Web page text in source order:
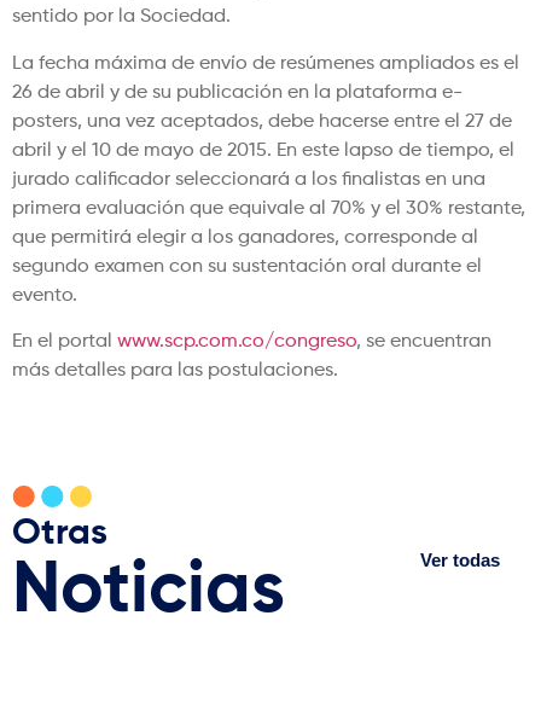
sentido por la Sociedad.
La fecha máxima de envío de resúmenes ampliados es el
26 de abril y de su publicación en la plataforma e-
posters, una vez aceptados, debe hacerse entre el 27 de
abril y el 10 de mayo de 2015. En este lapso de tiempo, el
jurado calificador seleccionará a los finalistas en una
primera evaluación que equivale al 70% y el 30% restante,
que permitirá elegir a los ganadores, corresponde al
segundo examen con su sustentación oral durante el
evento.
En el portal www.scp.com.co/congreso, se encuentran
más detalles para las postulaciones.
Otras
Noticias Ver todas